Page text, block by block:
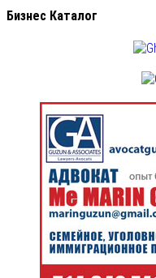
Бизнес Каталог